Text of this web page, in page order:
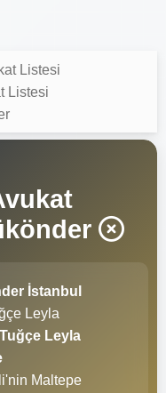
Listesi
Listesi
İstanbul
Leyla
Leyla
Maltepe